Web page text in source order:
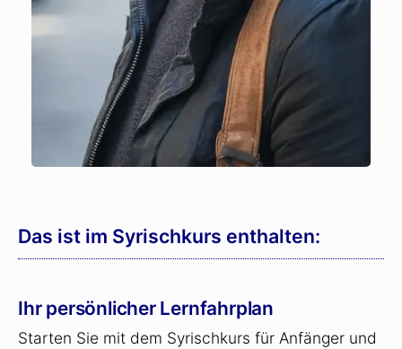
Das ist im Syrischkurs enthalten:
Ihr persönlicher Lernfahrplan
Starten Sie mit dem Syrischkurs für Anfänger und